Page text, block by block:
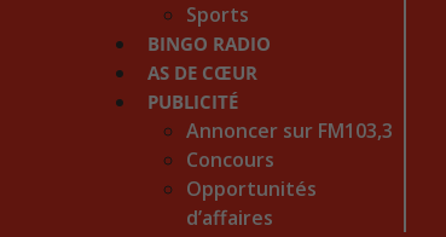
Sports
BINGO RADIO
AS DE CŒUR
PUBLICITÉ
Annoncer sur FM103,3
Concours
Opportunités
d’affaires